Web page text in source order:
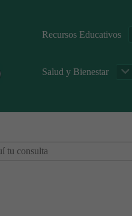
Recursos Educativos
Salud y Bienestar